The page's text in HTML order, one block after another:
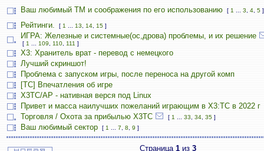
Ваш любимый TM и соображения по его использованию [ 1 3 4 5 ]
Рейтинги. [ 1 13 14 15 ]
ИГРА: Железные и системные(ос,дрова) проблемы, и их решение
[ 1 109 110 111 ]
X3: Хранитель врат - перевод с немецкого
Лучший скриншот!
Проблема с запуском игры, после переноса на другой комп
[TC] Впечатления об игре
X3TC/AP - нативная верся под Linux
Привет и масса наилучших пожеланий играющим в X3:TC в 2022 г
Торговля / Охота за прибылью X3TC
[ 1 33 34 35 ]
Ваш любимый сектор [ 1 7 8 9 ]
Страница 1 из 3